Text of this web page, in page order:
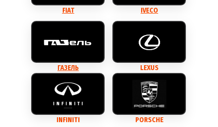
FIAT IVECO
ГАЗЕЛЬ
INFINITI PORSCHE
LEXUS